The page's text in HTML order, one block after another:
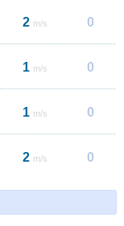
2 m/s 0
1 m/s 0
1 m/s 0
2 m/s 0